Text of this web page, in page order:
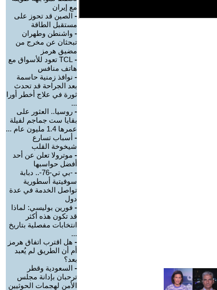
مع إيران
- الصين قد تحوز على
مستقبل الطاقة
- واشنطن وطهران
تبحثان عن مخرج من
مضيق هرمز
-
TCL تعود للأسواق مع
هاتف منافس
- نوافذ زمنية حاسمة
بعد الجراحة قد تحدث
ثورة في علاج أخطر أورا
...
- روسيا.. العثور على
بقايا ست جماجم لفيلة
عمرها 1.4 مليون عام ...
- أسباب تسارع
شيخوخة القلب
- موترولا تعلن عن أحد
أفضل حواسبها
-
-بي تي-76-.. دبابة
سوفيتية أسطورية
تواصل الخدمة في عدة
دول
- فورين بوليسي: لماذا
قد تكون هذه أكثر
انتخابات مفصلية بتاريخ
...
- هل اقترب اتفاق هرمز
أم أن الطريق لم يُعبد
بعد؟
- السعودية وقطر
ترحبان بإدانة مجلس
الأمن لهجمات الحوثيين